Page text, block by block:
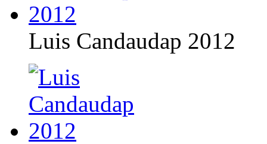
Luis Candaudap 2012